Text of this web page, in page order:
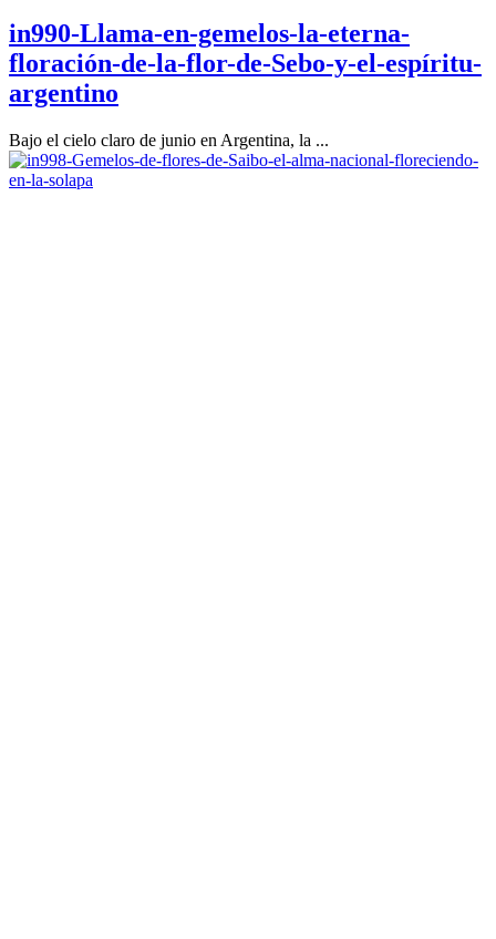
in990-Llama-en-gemelos-la-eterna-
floración-de-la-flor-de-Sebo-y-el-espíritu-
argentino
Bajo el cielo claro de junio en Argentina, la ...